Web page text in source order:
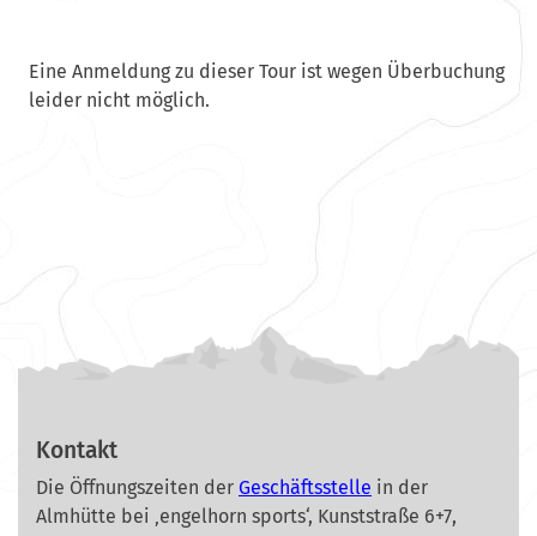
Eine Anmeldung zu dieser Tour ist wegen Überbuchung
leider nicht möglich.
Kontakt
Die Öffnungszeiten der Geschäftsstelle in der
Almhütte bei ‚engelhorn sports‘, Kunststraße 6+7,